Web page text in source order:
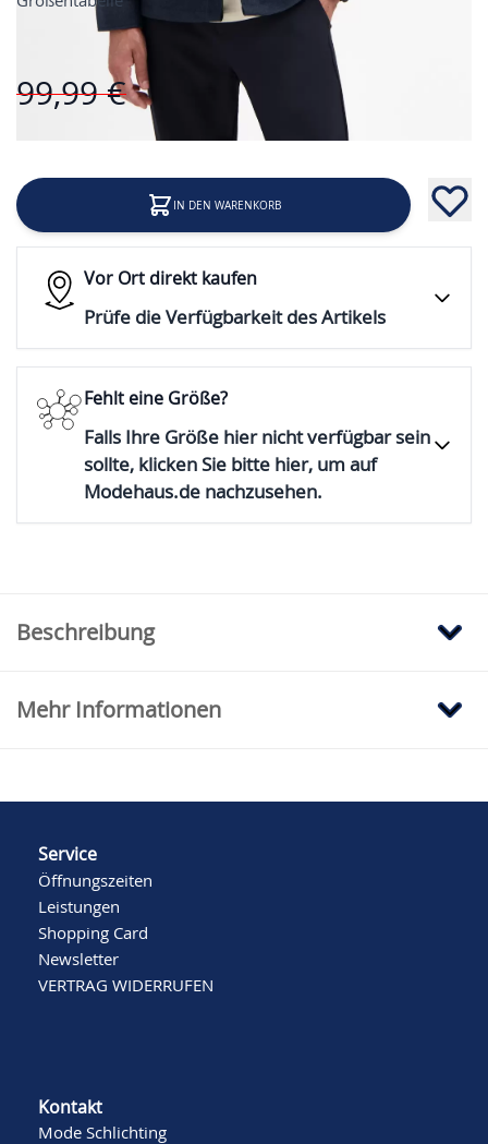
99,99 € 80,00 €
IN DEN WARENKORB
Vor Ort direkt kaufen
Prüfe die Verfügbarkeit des Artikels
Fehlt eine Größe?
Falls Ihre Größe hier nicht verfügbar sein
sollte, klicken Sie bitte hier, um auf
Modehaus.de nachzusehen.
Beschreibung
Mehr Informationen
Service
Öffnungszeiten
Leistungen
Shopping Card
Newsletter
VERTRAG WIDERRUFEN
Kontakt
Mode Schlichting